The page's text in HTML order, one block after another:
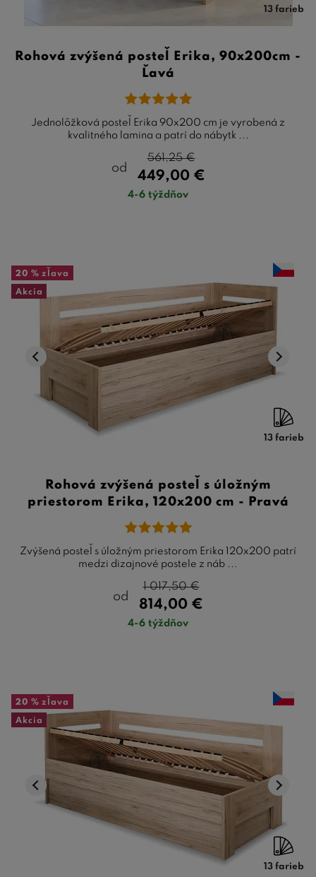
13 farieb
Rohová zvýšená posteľ Erika, 90x200cm -
Ľavá
Jednolôžková posteľ Erika 90x200 cm je vyrobená z
kvalitného lamina a patrí do nábytk ...
od
449,00 €
561,25€
4-6 týždňov
20 % zľava
Akcia
13 farieb
Rohová zvýšená posteľ s úložným
priestorom Erika, 120x200 cm - Pravá
Zvýšená posteľ s úložným priestorom Erika 120x200 patrí
medzi dizajnové postele z náb ...
od
814,00 €
1 017,50€
4-6 týždňov
20 % zľava
Akcia
13 farieb